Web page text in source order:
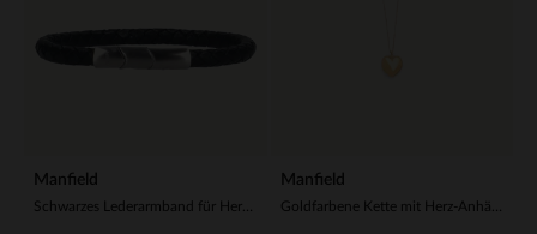
Manfield Manfield